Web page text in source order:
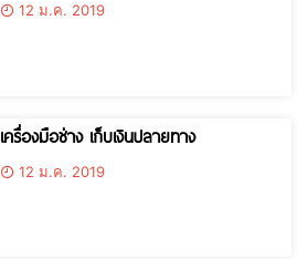
12 ม.ค. 2019
เครื่องมือช่าง เก็บเงินปลายทาง
12 ม.ค. 2019